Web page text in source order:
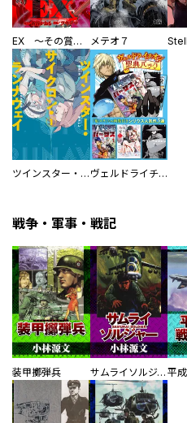
EX ～その賞金稼ぎは、世界の出口を探す～【単行本版】 メテオ７
ツインスター・サイクロン・ランナウェイ ヴェルドライチオシ聖典パック 『転スラ』ミニ画集付き シリウス人気作３選
戦争・軍事・戦記
装甲擲弾兵 サムライソルジャー SAMURAI SOLDIER